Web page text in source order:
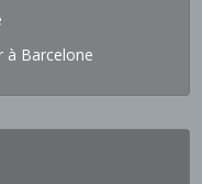
à Barcelone